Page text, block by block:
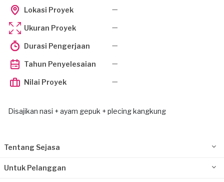
Lokasi Proyek —
Ukuran Proyek —
Durasi Pengerjaan —
Tahun Penyelesaian —
Nilai Proyek —
Disajikan nasi + ayam gepuk + plecing kangkung
Tentang Sejasa
Untuk Pelanggan